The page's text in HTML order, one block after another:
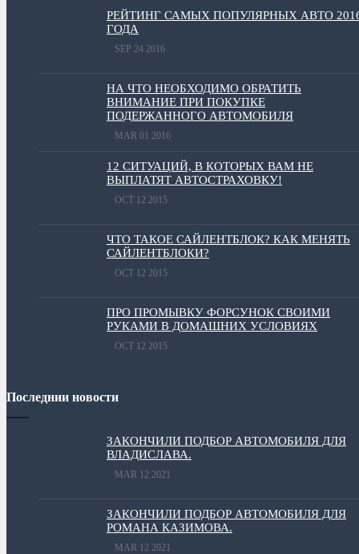
РЕЙТИНГ САМЫХ ПОПУЛЯРНЫХ АВТО
ГОДА
SEP 24 2016
НА ЧТО НЕОБХОДИМО ОБРАТИТЬ
ВНИМАНИЕ ПРИ ПОКУПКЕ
ПОДЕРЖАННОГО АВТОМОБИЛЯ
MAR 01 2016
12 СИТУАЦИЙ, В КОТОРЫХ ВАМ НЕ
ВЫПЛАТЯТ АВТОСТРАХОВКУ!
OCT 12 2015
ЧТО ТАКОЕ САЙЛЕНТБЛОК? КАК МЕНЯТЬ
САЙЛЕНТБЛОКИ?
OCT 12 2015
ПРО ПРОМЫВКУ ФОРСУНОК СВОИМИ
РУКАМИ В ДОМАШНИХ УСЛОВИЯХ
OCT 12 2015
Последнии новости
ЗАКОНЧИЛИ ПОДБОР АВТОМОБИЛЯ ДЛЯ
ВЛАДИСЛАВА.
MAR 12 2021
ЗАКОНЧИЛИ ПОДБОР АВТОМОБИЛЯ ДЛЯ
РОМАНА КАЗИМОВА.
MAR 12 2021